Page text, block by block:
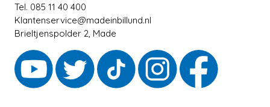
Tel. 085 11 40 400
Klantenservice@madeinbillund.nl
Brieltjenspolder 2, Made